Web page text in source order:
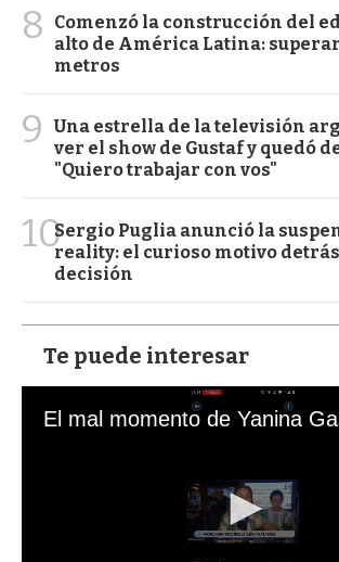
8
Comenzó la construcción del
alto de América Latina:
metros
9
Una estrella de la televisión
ver el show de Gustaf y quedó
"Quiero trabajar con vos"
10Sergio Puglia anunció la
reality: el curioso motivo
decisión
Te puede interesar